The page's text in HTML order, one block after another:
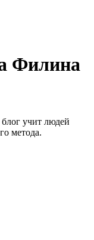
Филина
учит людей
метода.